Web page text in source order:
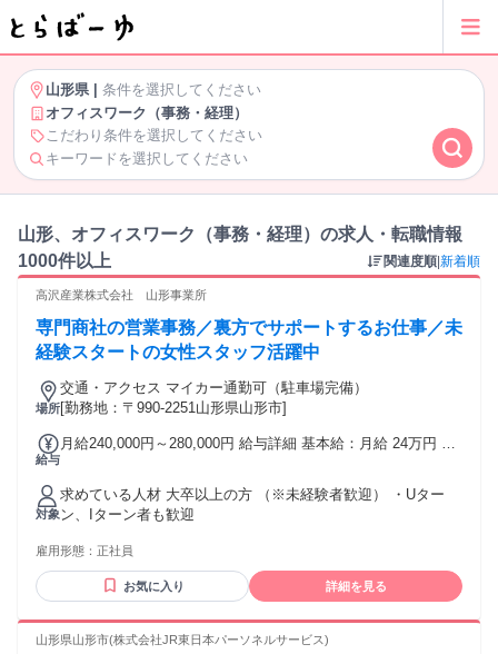
山形県| 条件を選択してください
オフィスワーク（事務・経理）
こだわり条件を選択してください
キーワードを選択してください
山形、オフィスワーク（事務・経理）の求人・転職情報
1000件以上
関連度順 新着順
高沢産業株式会社 山形事業所
専門商社の営業事務／裏方でサポートするお仕事／未
経験スタートの女性スタッフ活躍中
場所
交通・アクセス マイカー通勤可（駐車場完備）
[勤務地：〒990-2251山形県山形市]
給与
月給240,000円～280,000円 給与詳細 基本給：月給 24万円 〜
れる通勤・皆勤・家族手当金額：なし 全員に一律で支払われ
るその他手当金額：なし ※残業が発生した場合は都度支給し
ます。 ※家族手当や特技手当などあり。 ※年齢、経験、能力
を考慮の上優遇します。
対象
求めている人材 大卒以上の方 （※未経験者歓迎） ・Uター
ン、Iターン者も歓迎
雇用形態： 正社員
お気に入り 詳細を見る
山形県山形市(株式会社JR東日本パーソネルサービス)